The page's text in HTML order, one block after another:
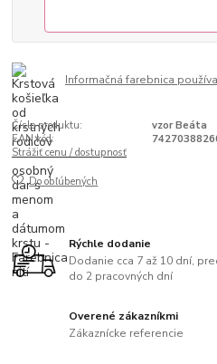
Informačná farebnica
Číslo produktu:
vzor Beáta
EAN kód:
Strážiť cenu / dostupnosť
Do obľúbených
Rýchle dodanie
Dodanie cca 7 až 10 dní,
do 2 pracovných dní
Overené zákazníkmi
Zákaznícke referencie